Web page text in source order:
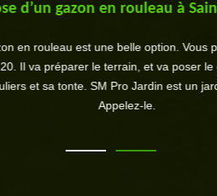
d’un gazon en rouleau à Saint
rouleau est une belle option. Vous
va préparer le terrain, et va poser le
et sa tonte. SM Pro Jardin est un
Appelez-le.